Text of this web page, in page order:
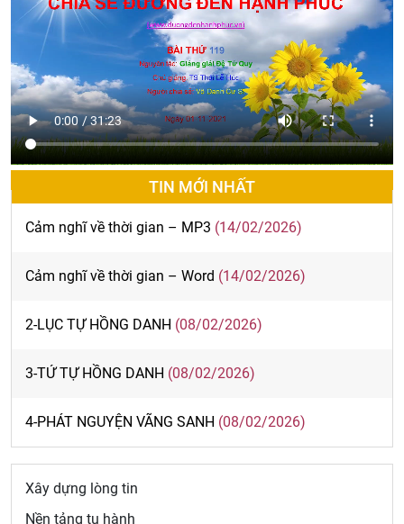
TIN MỚI NHẤT
Cảm nghĩ về thời gian – MP3 (14/02/2026)
Cảm nghĩ về thời gian – Word (14/02/2026)
2-LỤC TỰ HỒNG DANH (08/02/2026)
3-TỨ TỰ HỒNG DANH (08/02/2026)
4-PHÁT NGUYỆN VÃNG SANH (08/02/2026)
Xây dựng lòng tin
Nền tảng tu hành